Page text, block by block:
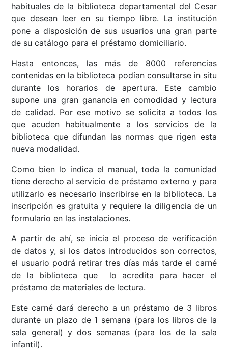
habituales de la biblioteca departamental del Cesar
que desean leer en su tiempo libre. La institución
pone a disposición de sus usuarios una gran parte
de su catálogo para el préstamo domiciliario.
Hasta entonces, las más de 8000 referencias
contenidas en la biblioteca podían consultarse in situ
durante los horarios de apertura. Este cambio
supone una gran ganancia en comodidad y lectura
de calidad. Por ese motivo se solicita a todos los
que acuden habitualmente a los servicios de la
biblioteca que difundan las normas que rigen esta
nueva modalidad.
Como bien lo indica el manual, toda la comunidad
tiene derecho al servicio de préstamo externo y para
utilizarlo es necesario inscribirse en la biblioteca. La
inscripción es gratuita y requiere la diligencia de un
formulario en las instalaciones.
A partir de ahí, se inicia el proceso de verificación
de datos y, si los datos introducidos son correctos,
el usuario podrá retirar tres días más tarde el carné
de la biblioteca que lo acredita para hacer el
préstamo de materiales de lectura.
Este carné dará derecho a un préstamo de 3 libros
durante un plazo de 1 semana (para los libros de la
sala general) y dos semanas (para los de la sala
infantil).